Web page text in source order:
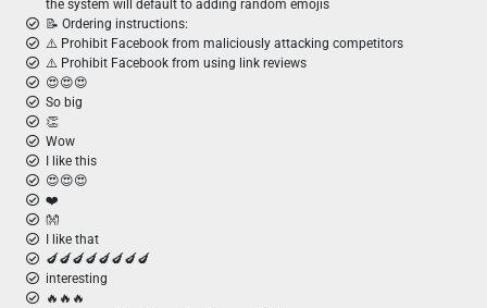
the system will default to adding random emojis
📝 Ordering instructions:
⚠️ Prohibit Facebook from maliciously attacking competitors
⚠️ Prohibit Facebook from using link reviews
😍😍😍
So big
👏
Wow
I like this
😍😍😍
❤️
👐
I like that
🍆🍆🍆🍆🍆🍆🍆🍆
interesting
🔥🔥🔥